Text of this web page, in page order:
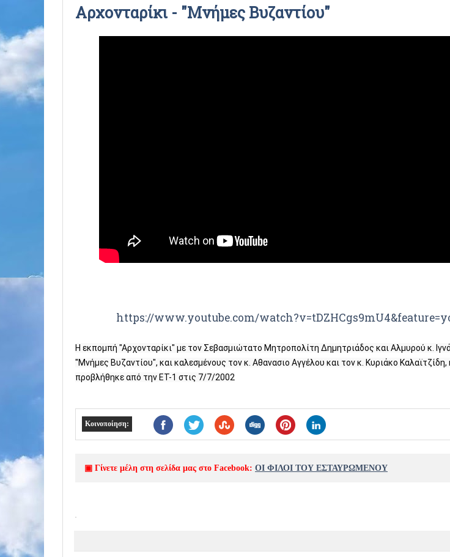
Αρχονταρίκι - "Μνήμες Βυζαντίου"
https://www.youtube.com/
Η εκπομπή "Αρχονταρίκι" με τον Σεβασμιώτατο Μητροπολίτη Δημητριάδος και Αλμυρού κ.
"Μνήμες Βυζαντίου", και καλεσμένους τον κ. Αθανασιο Αγγέλου και τον κ. Κυριάκο Καλαϊτζίδη,
προβλήθηκε από την ΕΤ-1 στις 7/7/2002
Κοινοποίηση:
▣ Γίνετε μέλη στη σελίδα μας στο Facebook: ΟΙ ΦΙΛΟΙ ΤΟΥ ΕΣΤΑΥΡΩΜΕΝΟΥ